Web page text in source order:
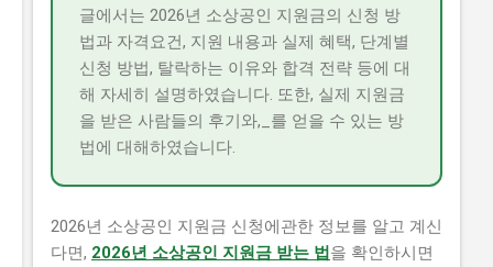
글에서는 2026년 소상공인 지원금의 신청 방
법과 자격요건, 지원 내용과 실제 혜택, 단계별
신청 방법, 탈락하는 이유와 합격 전략 등에 대
해 자세히 설명하였습니다. 또한, 실제 지원금
을 받은 사람들의 후기와,_를 얻을 수 있는 방
법에 대해하였습니다.
2026년 소상공인 지원금 신청에관한 정보를 알고 계신
다면, 2026년 소상공인 지원금 받는 법을 확인하시면